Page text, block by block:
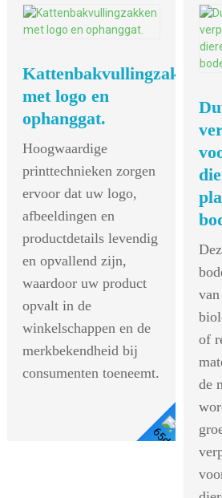
Kattenbakvullingzakken
met logo en
ophanggat.
Hoogwaardige
printtechnieken zorgen
ervoor dat uw logo,
afbeeldingen en
productdetails levendig
en opvallend zijn,
waardoor uw product
opvalt in de
winkelschappen en de
merkbekendheid bij
consumenten toeneemt.
of
de